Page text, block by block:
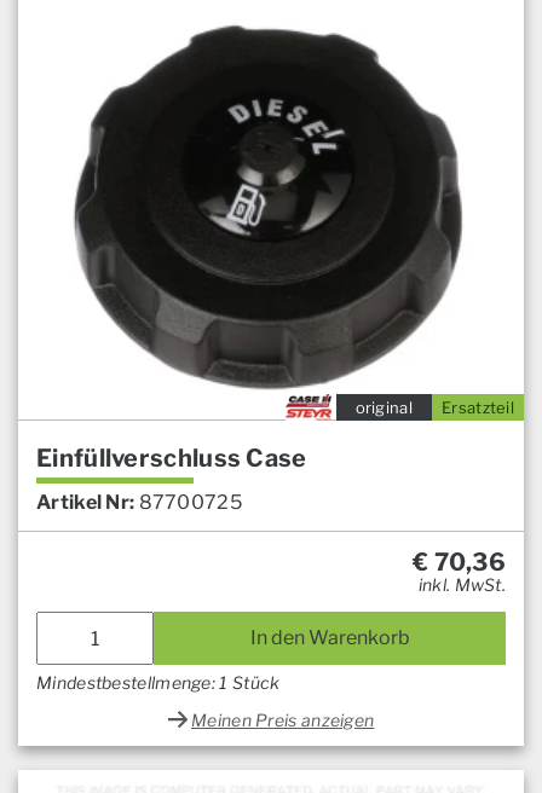
Ersatzteil
original
Einfüllverschluss Case
Artikel Nr: 87700725
€ 70,36
inkl. MwSt.
In den Warenkorb
Mindestbestellmenge: 1 Stück
Meinen Preis anzeigen